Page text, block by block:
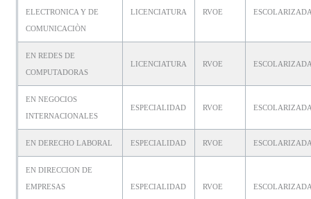
ELECTRONICA Y DE
COMUNICACIÒN
LICENCIATURA RVOE
EN REDES DE
COMPUTADORAS
LICENCIATURA RVOE
EN NEGOCIOS
INTERNACIONALES
ESPECIALIDAD RVOE
EN DERECHO LABORAL ESPECIALIDAD RVOE
EN DIRECCION DE
EMPRESAS
ESPECIALIDAD RVOE